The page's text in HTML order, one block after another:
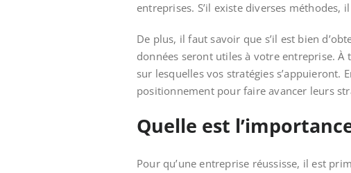
entreprises. S’il existe diverses méthodes,
De plus, il faut savoir que s’il est bien
données seront utiles à votre entreprise.
sur lesquelles vos stratégies s’appuieront.
positionnement pour faire avancer leurs
Quelle est
Pour qu’une entreprise réussisse, il est